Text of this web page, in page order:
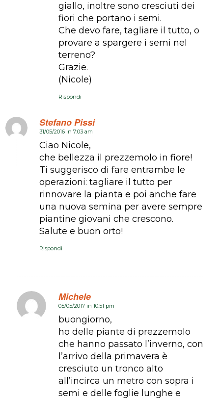
giallo, inoltre sono cresciuti dei
fiori che portano i semi.
Che devo fare, tagliare il tutto, o
provare a spargere i semi nel
terreno?
Grazie.
(Nicole)
Rispondi
Stefano Pissi
dice:
31/05/2016 in 7:03 am
Ciao Nicole,
che bellezza il prezzemolo in fiore!
Ti suggerisco di fare entrambe le
operazioni: tagliare il tutto per
rinnovare la pianta e poi anche fare
una nuova semina per avere sempre
piantine giovani che crescono.
Salute e buon orto!
Rispondi
Michele
dice:
05/05/2017 in 10:51 pm
buongiorno,
ho delle piante di prezzemolo
che hanno passato l’inverno, con
l’arrivo della primavera è
cresciuto un tronco alto
all’incirca un metro con sopra i
semi e delle foglie lunghe e